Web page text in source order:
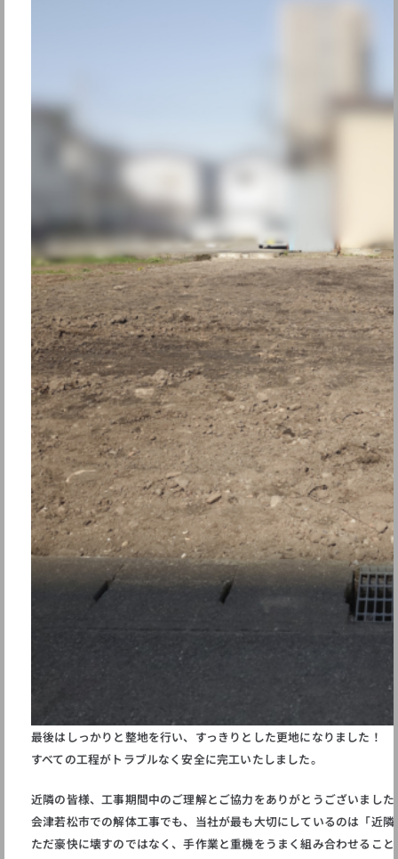
最後はしっかりと整地を行い、すっきりとした更地になりました！
すべての工程がトラブルなく安全に完工いたしました。
近隣の皆様、工事期間中のご理解とご協力をありがとうございました
会津若松市での解体工事でも、当社が最も大切にしているのは「近
ただ豪快に壊すのではなく、手作業と重機をうまく組み合わせること